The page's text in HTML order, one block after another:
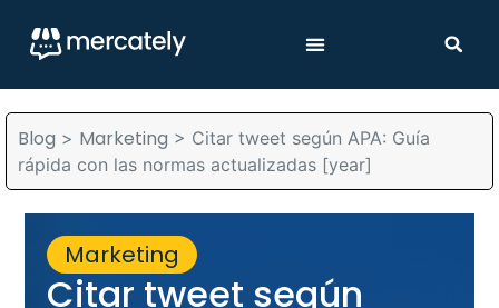
Blog > Marketing > Citar tweet según APA: Guía
rápida con las normas actualizadas [year]
Marketing
Citar tweet según